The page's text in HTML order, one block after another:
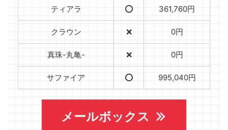
ティアラ ⭕️ 361,760円
クラウン ❌ 0円
真珠-丸亀- ❌ 0円
サファイア ⭕️ 995,040円
メールボックス